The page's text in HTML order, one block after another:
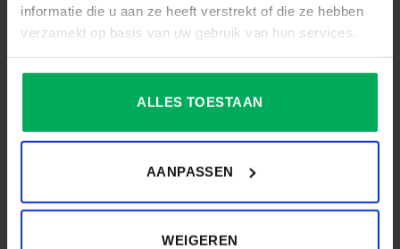
informatie die u aan ze heeft verstrekt of die ze hebben
verzameld op basis van uw gebruik van hun services.
ALLES TOESTAAN
AANPASSEN
WEIGEREN
Beoordelingen
Er zijn nog geen beoordelingen.
Je moetingelogd zijnom een beoordeling te